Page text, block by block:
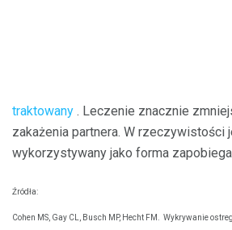
traktowany . Leczenie znacznie
zakażenia partnera. W rzeczywistości
wykorzystywany jako forma
Źródła:
Cohen MS, Gay CL, Busch MP, Hecht FM. Wykrywanie